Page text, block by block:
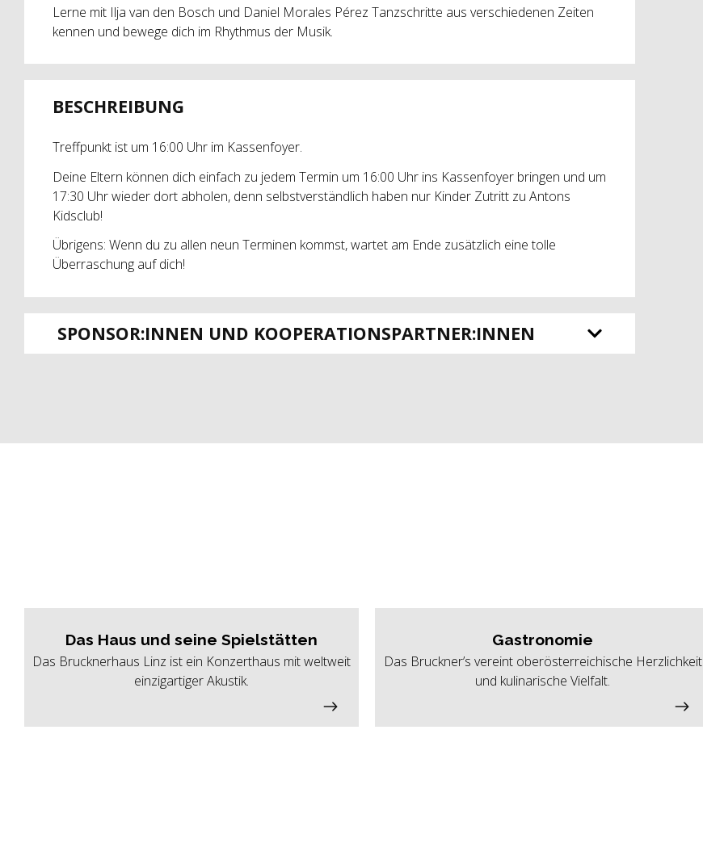
Lerne mit Ilja van den Bosch und Daniel Morales Pérez Tanzschritte aus verschiedenen Zeiten
kennen und bewege dich im Rhythmus der Musik.
BESCHREIBUNG
Treffpunkt ist um 16:00 Uhr im Kassenfoyer.
Deine Eltern können dich einfach zu jedem Termin um 16:00 Uhr ins Kassenfoyer bringen und um
17:30 Uhr wieder dort abholen, denn selbstverständlich haben nur Kinder Zutritt zu Antons
Kidsclub!
Übrigens: Wenn du zu allen neun Terminen kommst, wartet am Ende zusätzlich eine tolle
Überraschung auf dich!
SPONSOR:INNEN UND KOOPERATIONSPARTNER:INNEN
Das Haus und seine Spielstätten
Das Brucknerhaus Linz ist ein Konzerthaus mit weltweit
einzigartiger Akustik.
Gastronomie
Das Bruckner’s vereint oberösterreichische Herzlichkeit
und kulinarische Vielfalt.